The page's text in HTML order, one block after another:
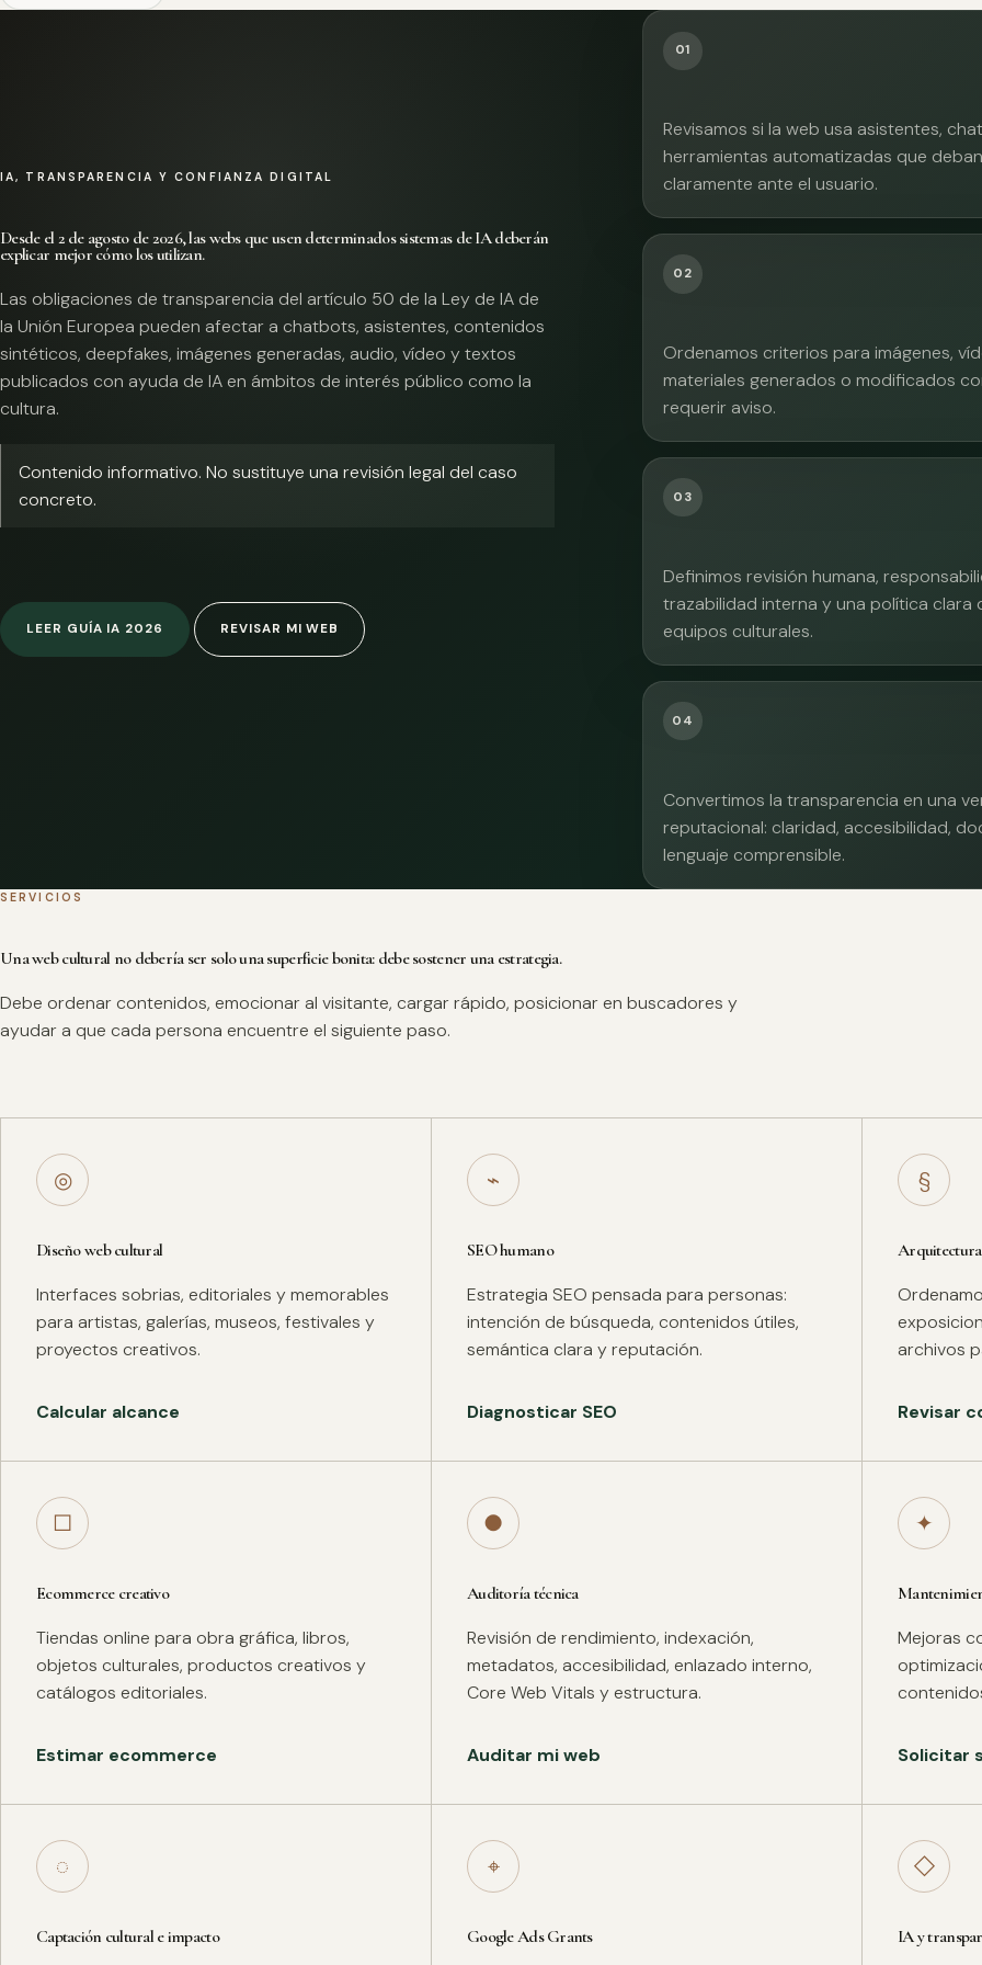
IA, TRANSPARENCIA Y CONFIANZA DIGITAL
Desde el 2 de agosto de 2026, las webs que usen determinados sistemas de IA deberán
explicar mejor cómo los utilizan.
Las obligaciones de transparencia del artículo 50 de la Ley de IA de
la Unión Europea pueden afectar a chatbots, asistentes, contenidos
sintéticos, deepfakes, imágenes generadas, audio, vídeo y textos
publicados con ayuda de IA en ámbitos de interés público como la
cultura.
Contenido informativo. No sustituye una revisión legal del caso
concreto.
LEER GUÍA IA 2026 REVISAR MI WEB
01
Revisamos si la web usa asistentes,
herramientas automatizadas que
claramente ante el usuario.
02
Ordenamos criterios para imágenes,
materiales generados o modificados
requerir aviso.
03
Definimos revisión humana,
trazabilidad interna y una política clara
equipos culturales.
04
Convertimos la transparencia en una
reputacional: claridad, accesibilidad,
lenguaje comprensible.
SERVICIOS
Una web cultural no debería ser solo una superficie bonita: debe sostener una estrategia.
Debe ordenar contenidos, emocionar al visitante, cargar rápido, posicionar en buscadores y
ayudar a que cada persona encuentre el siguiente paso.
◎
Diseño web cultural
Interfaces sobrias, editoriales y memorables
para artistas, galerías, museos, festivales y
proyectos creativos.
Calcular alcance
⌁
SEO humano
Estrategia SEO pensada para personas:
intención de búsqueda, contenidos útiles,
semántica clara y reputación.
Diagnosticar SEO
§
archivos
Revisar
□
Ecommerce creativo
Tiendas online para obra gráfica, libros,
objetos culturales, productos creativos y
catálogos editoriales.
Estimar ecommerce
●
Auditoría técnica
Revisión de rendimiento, indexación,
metadatos, accesibilidad, enlazado interno,
Core Web Vitals y estructura.
Auditar mi web
✦
Mejoras
Solicitar
◌
Captación cultural e impacto
⌖
Google Ads Grants
◇
IA y